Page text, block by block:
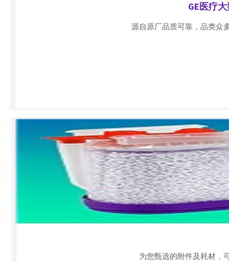
GE医疗
源自原厂品质可靠，品类众
为您甄选的附件及耗材，